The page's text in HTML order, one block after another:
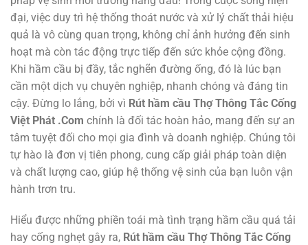
đại, việc duy trì hệ thống thoát nước và xử lý chất thải hiệu
quả là vô cùng quan trọng, không chỉ ảnh hưởng đến sinh
hoạt mà còn tác động trực tiếp đến sức khỏe cộng đồng.
Khi hầm cầu bị đầy, tắc nghẽn đường ống, đó là lúc bạn
cần một dịch vụ chuyên nghiệp, nhanh chóng và đáng tin
cậy. Đừng lo lắng, bởi vì Rút hầm cầu Thợ Thông Tắc Cống
Việt Phát .Com chính là đối tác hoàn hảo, mang đến sự an
tâm tuyệt đối cho mọi gia đình và doanh nghiệp. Chúng tôi
tự hào là đơn vị tiên phong, cung cấp giải pháp toàn diện
và chất lượng cao, giúp hệ thống vệ sinh của bạn luôn vận
hành trơn tru.
Hiểu được những phiền toái mà tình trạng hầm cầu quá tải
hay cống nghẹt gây ra, Rút hầm cầu Thợ Thông Tắc Cống